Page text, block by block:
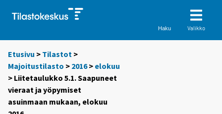
Haku Valikko
Etusivu > Tilastot >
Majoitustilasto > 2016> elokuu
> Liitetaulukko 5.1. Saapuneet
vieraat ja yöpymiset
asuinmaan mukaan, elokuu